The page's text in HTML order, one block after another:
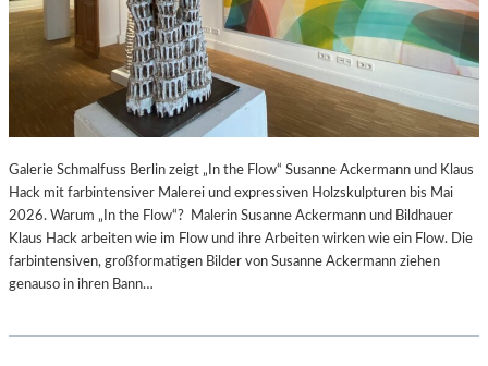
Galerie Schmalfuss Berlin zeigt „In the Flow“ Susanne Ackermann und Klaus
Hack mit farbintensiver Malerei und expressiven Holzskulpturen bis Mai
2026. Warum „In the Flow“? Malerin Susanne Ackermann und Bildhauer
Klaus Hack arbeiten wie im Flow und ihre Arbeiten wirken wie ein Flow. Die
farbintensiven, großformatigen Bilder von Susanne Ackermann ziehen
genauso in ihren Bann…